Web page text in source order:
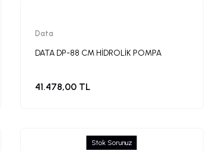
Data
DATA DP-88 CM HİDROLİK POMPA
41.478,00 TL
Stok Sorunuz